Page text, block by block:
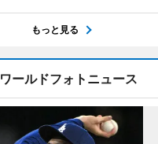
もっと見る
ワールドフォトニュース